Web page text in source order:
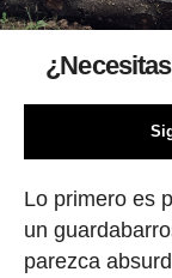
Lo primero es
un
parezca